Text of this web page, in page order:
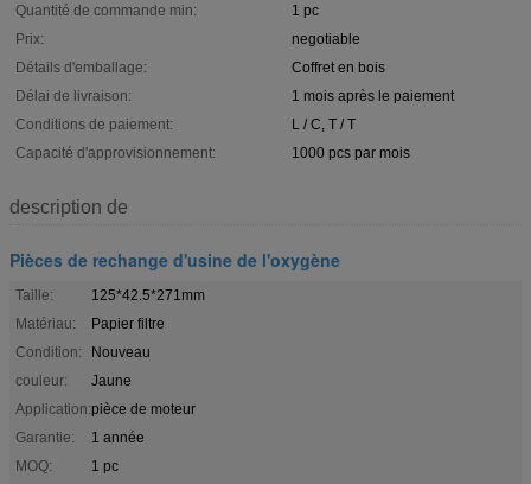
Quantité de commande min:
1 pc
Prix:
negotiable
Détails d'emballage:
Coffret en bois
Délai de livraison:
1 mois après le paiement
Conditions de paiement:
L / C, T / T
Capacité d'approvisionnement:
1000 pcs par mois
description de
Pièces de rechange d'usine de l'oxygène
Taille:
125*42.5*271mm
Matériau:
Papier filtre
Condition:
Nouveau
couleur:
Jaune
Application:pièce de moteur
Garantie:
1 année
MOQ:
1 pc